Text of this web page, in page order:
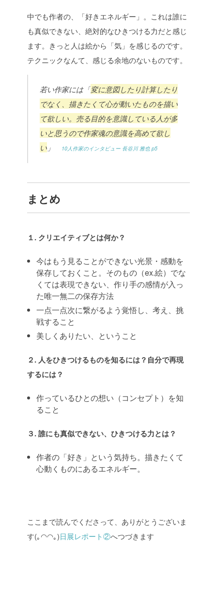
中でも作者の、「好きエネルギー」。これは誰に
も真似できない、絶対的なひきつける力だと感じ
ます。きっと人は絵から「気」を感じるのです。
テクニックなんて、感じる余地のないものです。
若い作家には「変に意図したり計算したり
でなく、描きたくて心が動いたものを描い
て欲しい。売る目的を意識している人が多
いと思うので作家魂の意識を高めて欲し
い 」 10人作家のインタビュー 長谷川 雅也 p5
まとめ
１. クリエイティブとは何か？
今はもう見ることができない光景・感動を
保存しておくこと。そのもの（ex.絵）でな
くては表現できない、作り手の感情が入っ
た唯一無二の保存方法
一点一点次に繋がるよう覚悟し、考え、挑
戦すること
美しくありたい、ということ
２. 人をひきつけるものを知るには？自分で再現
するには？
作っているひとの想い（コンセプト）を知
ること
３. 誰にも真似できない、ひきつける力とは？
作者の「好き」という気持ち。描きたくて
心動くものにあるエネルギー。
ここまで読んでくださって、ありがとうございま
す(｡◠◠｡)日展レポート②へつづきます